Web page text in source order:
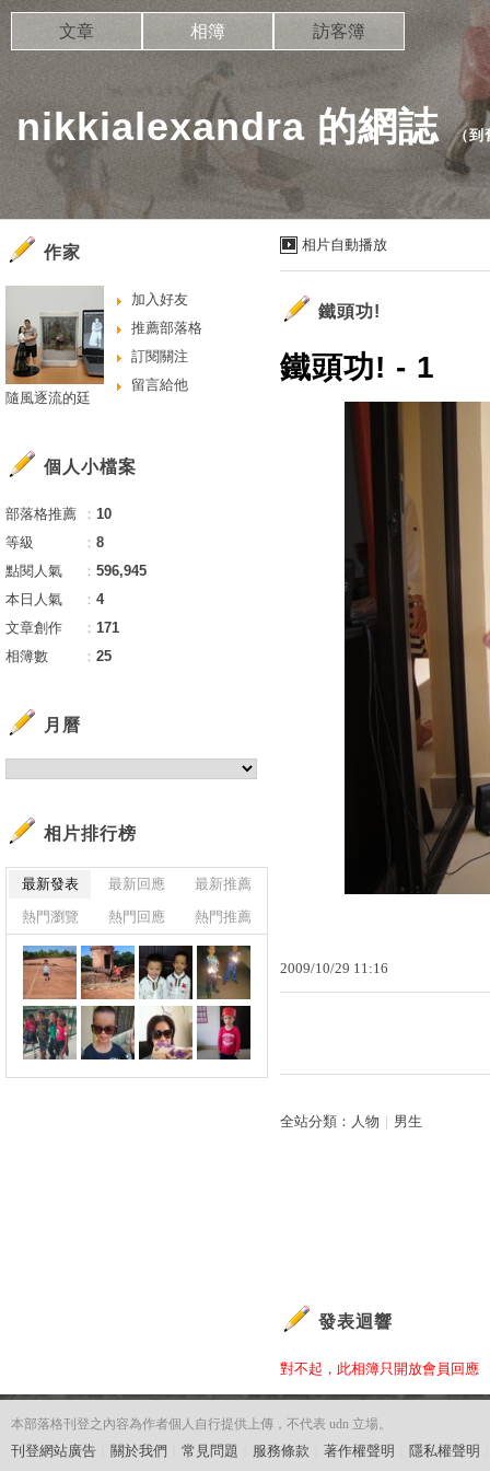
nikkialexandra 的網誌（到
文章 相簿 訪客簿
相片自動播放
鐵頭功!
鐵頭功! - 1
2009/10/29 11:16
全站分類： 人物 男生
發表迴響
對不起，此相簿只開放會員回應
作家
加入好友
推薦部落格
訂閱關注
留言給他
隨風逐流的廷
個人小檔案
部落格推薦 ： 10
等級
： 8
點閱人氣
： 596,945
本日人氣
： 4
文章創作
： 171
相簿數
： 25
月曆
相片排行榜
最新發表 最新回應
最新推薦
熱門瀏覽
熱門回應 熱門推薦
本部落格刊登之內容為作者個人自行提供上傳，不代表 udn 立場。
刊登網站廣告 關於我們 常見問題 服務條款 著作權聲明 隱私權聲明